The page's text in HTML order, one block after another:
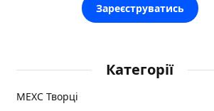
Зареєструватись
Категорії
MEXC Творці